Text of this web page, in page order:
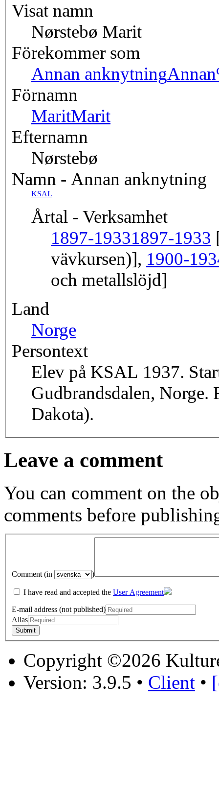
Visat namn
Nørstebø Marit
Förekommer som
Annan anknytning
Förnamn
MaritMarit
Efternamn
Nørstebø
Namn - Annan anknytning
KSAL
Årtal - Verksamhet
1897-19331897-1933
vävkursen)], 1900-
och metallslöjd]
Land
Norge
Persontext
Elev på KSAL 1937.
Gudbrandsdalen,
Dakota).
Leave a comment
You can comment on the
comments before
Comment (in )
I have read and accepted the User Agreement
E-mail address (not published)
Alias
Copyright ©2026
Version: 3.9.5 • Client •